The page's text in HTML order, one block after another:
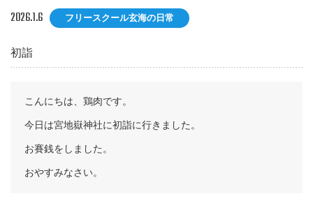
2026.1.6 フリースクール玄海の日常
初詣
こんにちは、鶏肉です。
今日は宮地嶽神社に初詣に行きました。
お賽銭をしました。
おやすみなさい。